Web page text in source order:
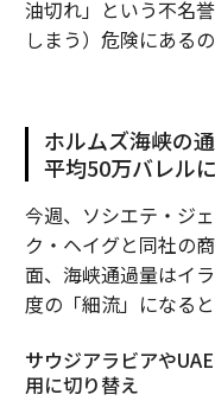
油切れ」という不名
しまう）危険にあるの
ホルムズ海峡の
平均50万バレル
今週、ソシエテ・ジ
ク・ヘイグと同社の
面、海峡通過量はイ
度の「細流」になる
サウジアラビアや
用に切り替え